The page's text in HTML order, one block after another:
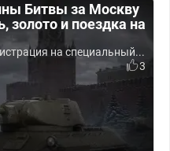
Битвы за Москву
золото и поездка на
на специальный...
3